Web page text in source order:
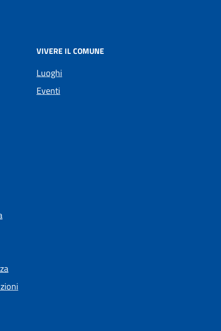
VIVERE IL COMUNE
Luoghi
Eventi